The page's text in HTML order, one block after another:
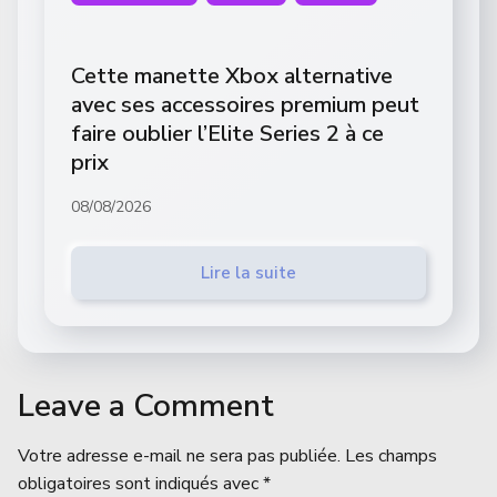
Cette manette Xbox alternative
avec ses accessoires premium peut
faire oublier l’Elite Series 2 à ce
prix
08/08/2026
Lire la suite
Leave a Comment
Votre adresse e-mail ne sera pas publiée. Les champs
obligatoires sont indiqués avec*